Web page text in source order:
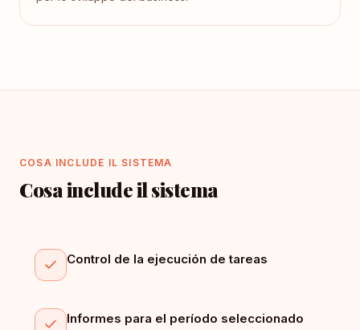
COSA INCLUDE IL SISTEMA
Cosa include il sistema
Control de la ejecución de tareas
Informes para el período seleccionado